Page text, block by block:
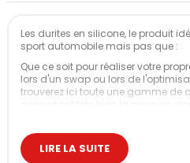
Les durites en silicone, le produit
sport automobile mais pas que :
Que ce soit pour réaliser votre
lors d'un swap ou lors de
trouverez ici toute une gamme de
Applications principales :
LIRE LA SUITE